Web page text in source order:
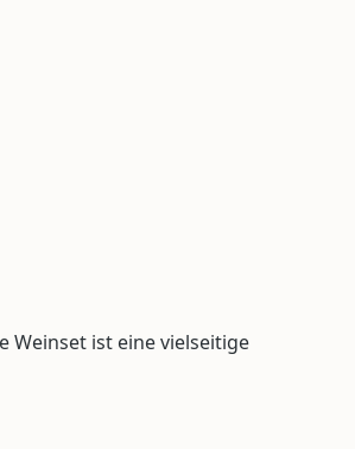
Weinset ist eine vielseitige